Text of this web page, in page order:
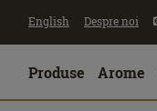
English Despre noi
Produse Arome